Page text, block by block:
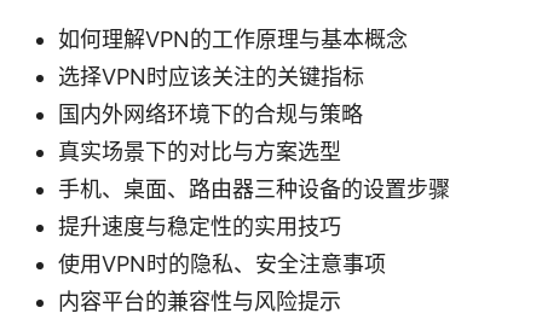
如何理解VPN的工作原理与基本概念
选择VPN时应该关注的关键指标
国内外网络环境下的合规与策略
真实场景下的对比与方案选型
手机、桌面、路由器三种设备的设置步骤
提升速度与稳定性的实用技巧
使用VPN时的隐私、安全注意事项
内容平台的兼容性与风险提示